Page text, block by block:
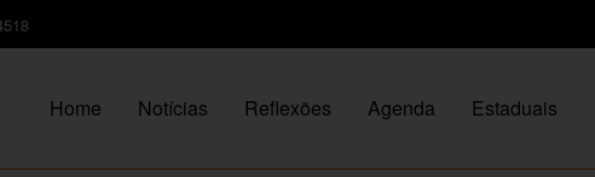
Home Notícias Reflexões Agenda Estaduais